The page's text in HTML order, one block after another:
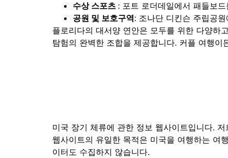
수상 스포츠 : 포트 로더데일에서 패들보
공원 및 보호구역: 조나단 디킨슨 주립공
플로리다의 대서양 연안은 모두를 위한 다양하
탐험의 완벽한 조합을 제공합니다. 커플 여행
미국 장기 체류에 관한 정보 웹사이트입니다.
웹사이트의 유일한 목적은 미국을 여행하는 여
이터도 수집하지 않습니다.